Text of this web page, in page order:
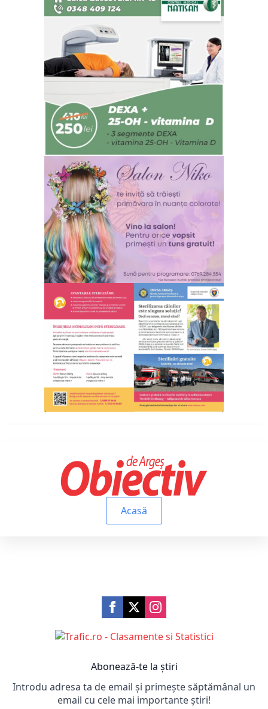
Acasă
Abonează-te la știri
Introdu adresa ta de email și primește săptămânal un
email cu cele mai importante știri!